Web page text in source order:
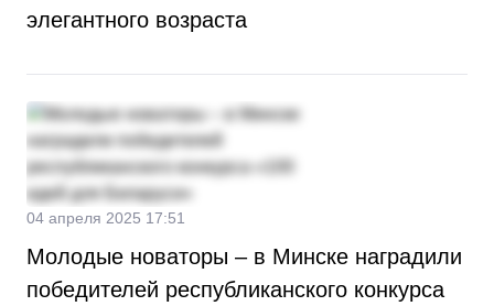
элегантного возраста
04 апреля 2025 17:51
Молодые новаторы – в Минске наградили
победителей республиканского конкурса